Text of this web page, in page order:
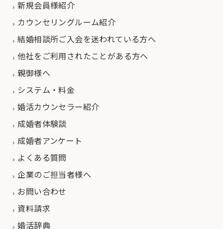
新規会員様紹介
カウンセリングルーム紹介
結婚相談所ご入会を迷われている方へ
他社をご利用されたことがある方へ
親御様へ
システム・料金
婚活カウンセラー紹介
成婚者体験談
成婚者アンケート
よくある質問
企業のご担当者様へ
お問い合わせ
資料請求
婚活辞典